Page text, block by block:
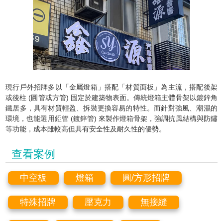
現行戶外招牌多以「金屬燈箱」搭配「材質面板」為主流，搭配後架
或後柱 (圓管或方管) 固定於建築物表面。傳統燈箱主體骨架以鍍鋅角
鐵居多，具有材質輕盈、拆裝更換容易的特性。而針對強風、潮濕的
環境，也能選用錏管 (鍍鋅管) 來製作燈箱骨架，強調抗風結構與防鏽
等功能，成本雖較高但具有安全性及耐久性的優勢。
查看案例
中空板 燈箱 圓/方形招牌
特殊招牌 壓克力 無接縫